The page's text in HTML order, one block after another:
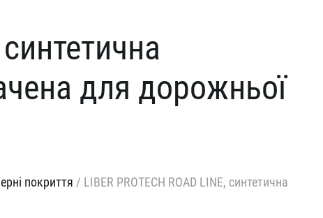
для дорожньої
покриття / LIBER PROTECH ROAD LINE, синтетична